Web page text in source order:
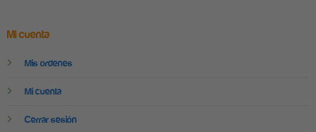
Mi cuenta
Mis ordenes
Mi cuenta
Cerrar sesión